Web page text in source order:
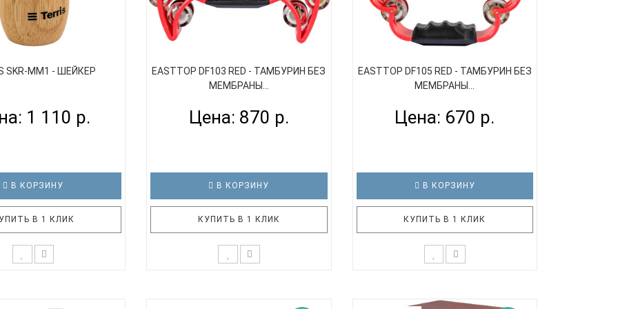
SKR-MM1 - ШЕЙКЕР
1 110 р.
В КОРЗИНУ
В 1 КЛИК
EASTTOP DF103 RED - ТАМБУРИН БЕЗ
МЕМБРАНЫ...
Цена: 870 р.
В КОРЗИНУ
КУПИТЬ В 1 КЛИК
EASTTOP DF105 RED - ТАМБУРИН БЕЗ
МЕМБРАНЫ...
Цена: 670 р.
В КОРЗИНУ
КУПИТЬ В 1 КЛИК
DF105 RED в форме круга, 8